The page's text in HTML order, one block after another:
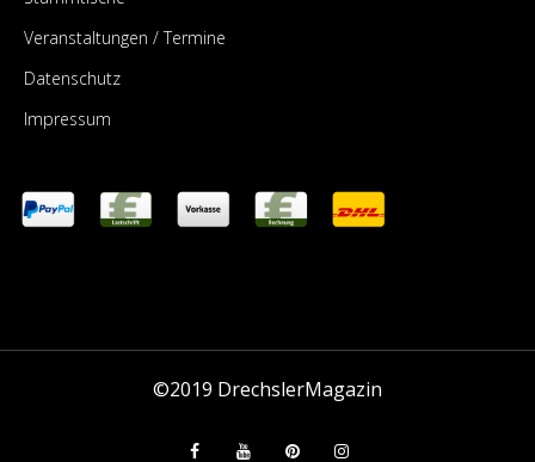
Veranstaltungen / Termine
Datenschutz
Impressum
©2019 DrechslerMagazin